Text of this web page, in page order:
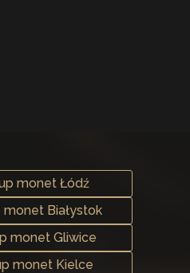
monet Łódź
monet Białystok
monet Gliwice
monet Kielce